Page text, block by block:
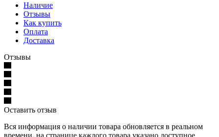
Наличие
Отзывы
Как купить
Оплата
Доставка
Отзывы
Оставить отзыв
Вся информация о наличии товара обновляется в реальном
времени, на странице каждого товара указано доступное